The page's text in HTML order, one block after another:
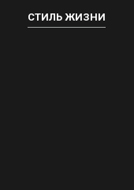
СТИЛЬ ЖИЗНИ